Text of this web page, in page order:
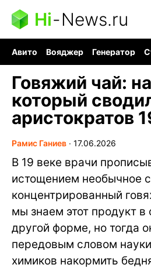
Hi-News.ru
Авито Вояджер Генератор
Говяжий чай:
который
аристократов
Рамис Ганиев ∙ 17.06.2026
В 19 веке врачи
истощением необычное
концентрированный
мы знаем этот продукт
другой форме, но тогда
передовым словом
химиков накормить